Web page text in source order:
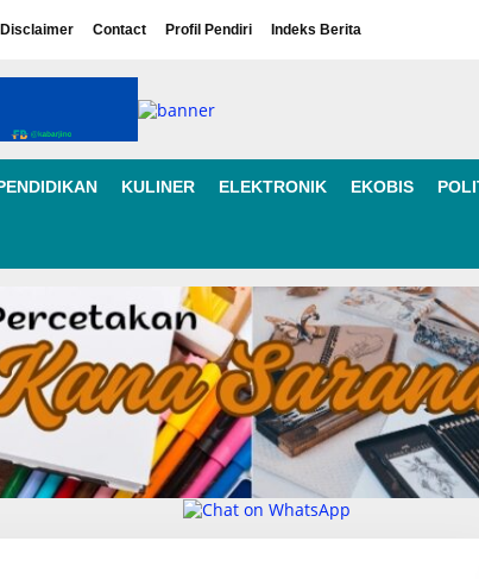
Disclaimer Contact Profil Pendiri Indeks Berita
KULINER ELEKTRONIK EKOBIS